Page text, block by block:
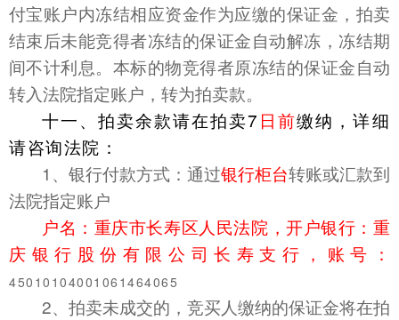
付宝账户内冻结相应资金作为应缴的保证金，拍卖
结束后未能竞得者冻结的保证金自动解冻，冻结期
间不计利息。本标的物竞得者原冻结的保证金自动
转入法院指定账户，转为拍卖款。
十一、拍卖余款请在拍卖7 日前缴纳，详细
请咨询法院：
1、银行付款方式：通过银行柜台转账或汇款到
法院指定账户
户名：重庆市长寿区人民法院，开户银行：重
庆银行股份有限公司长寿支行，账号：
45010104001061464065
2、拍卖未成交的，竞买人缴纳的保证金将在拍